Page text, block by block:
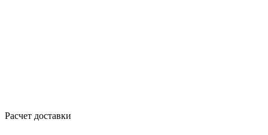
Расчет доставки